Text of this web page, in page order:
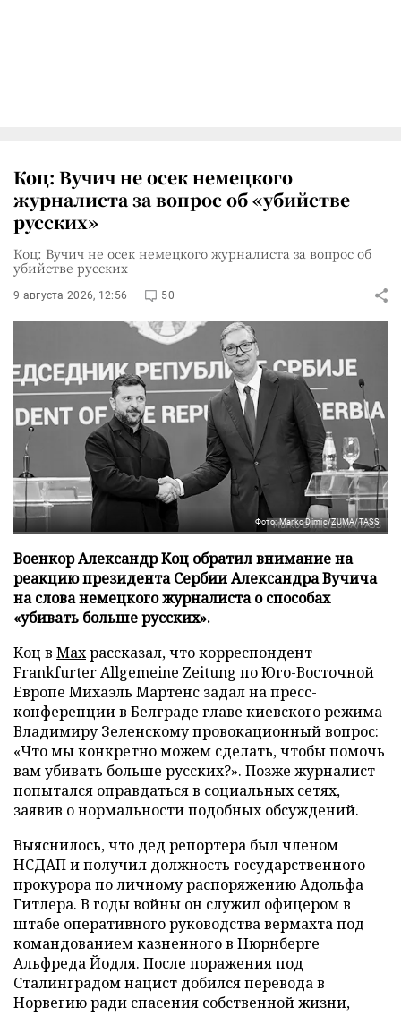
Коц: Вучич не осек немецкого
журналиста за вопрос об «убийстве
русских»
Коц: Вучич не осек немецкого журналиста за вопрос об
убийстве русских
9 августа 2026, 12:56 50
Фото: Marko Dimic/ZUMA/TASS
Военкор Александр Коц обратил внимание на
реакцию президента Сербии Александра Вучича
на слова немецкого журналиста о способах
«убивать больше русских».
Коц в Махрассказал, что корреспондент
Frankfurter Allgemeine Zeitung по Юго-Восточной
Европе Михаэль Мартенс задал на пресс-
конференции в Белграде главе киевского режима
Владимиру Зеленскому провокационный вопрос:
«Что мы конкретно можем сделать, чтобы помочь
вам убивать больше русских?». Позже журналист
попытался оправдаться в социальных сетях,
заявив о нормальности подобных обсуждений.
Выяснилось, что дед репортера был членом
НСДАП и получил должность государственного
прокурора по личному распоряжению Адольфа
Гитлера. В годы войны он служил офицером в
штабе оперативного руководства вермахта под
командованием казненного в Нюрнберге
Альфреда Йодля. После поражения под
Сталинградом нацист добился перевода в
Норвегию ради спасения собственной жизни,